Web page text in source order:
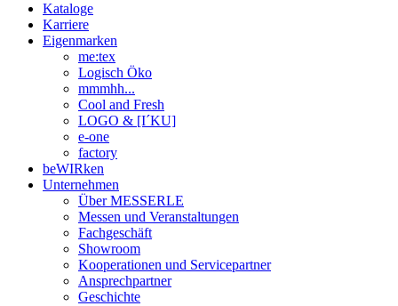
Kataloge
Karriere
Eigenmarken
me:tex
Logisch Öko
mmmhh...
Cool and Fresh
LOGO & [I´KU]
e-one
factory
beWIRken
Unternehmen
Über MESSERLE
Messen und Veranstaltungen
Fachgeschäft
Showroom
Kooperationen und Servicepartner
Ansprechpartner
Geschichte